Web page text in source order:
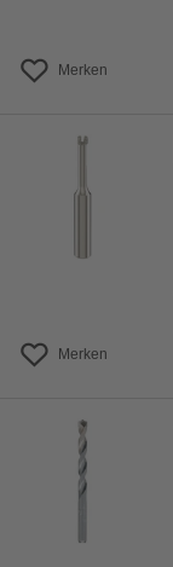
Merken
Merken